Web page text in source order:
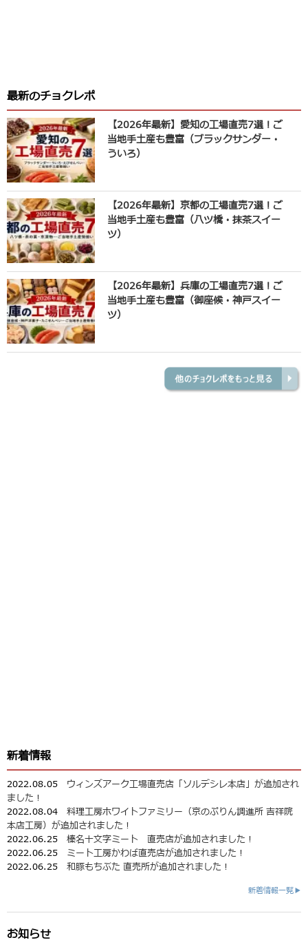
最新のチョクレポ
【2026年最新】愛知の工場直売7選！ご
当地手土産も豊富（ブラックサンダー・
ういろ）
【2026年最新】京都の工場直売7選！ご
当地手土産も豊富（八ツ橋・抹茶スイー
ツ）
【2026年最新】兵庫の工場直売7選！ご
当地手土産も豊富（御座候・神戸スイー
ツ）
新着情報
2022.08.05 ウィンズアーク工場直売店「ソルデシレ本店」が追加され
ました！
2022.08.04 料理工房ホワイトファミリー（京のぷりん調進所 吉祥院
本店工房）が追加されました！
2022.06.25 榛名十文字ミート 直売店が追加されました！
2022.06.25 ミート工房かわば直売店が追加されました！
2022.06.25 和豚もちぶた 直売所が追加されました！
新着情報一覧▶
お知らせ